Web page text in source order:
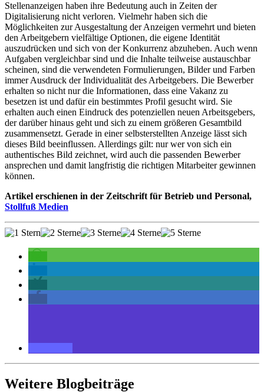
Stellenanzeigen haben ihre Bedeutung auch in Zeiten der
Digitalisierung nicht verloren. Vielmehr haben sich die
Möglichkeiten zur Ausgestaltung der Anzeigen vermehrt und bieten
den Arbeitgebern vielfältige Optionen, die eigene Identität
auszudrücken und sich von der Konkurrenz abzuheben. Auch wenn
Aufgaben vergleichbar sind und die Inhalte teilweise austauschbar
scheinen, sind die verwendeten Formulierungen, Bilder und Farben
immer Ausdruck der Individualität des Arbeitgebers. Die Bewerber
erhalten so nicht nur die Informationen, dass eine Vakanz zu
besetzen ist und dafür ein bestimmtes Profil gesucht wird. Sie
erhalten auch einen Eindruck des potenziellen neuen Arbeitsgebers,
der darüber hinaus geht und sich zu einem größeren Gesamtbild
zusammensetzt. Gerade in einer selbsterstellten Anzeige lässt sich
dieses Bild beeinflussen. Allerdings gilt: nur wer von sich ein
authentisches Bild zeichnet, wird auch die passenden Bewerber
ansprechen und damit langfristig die richtigen Mitarbeiter gewinnen
können.
Artikel erschienen in der Zeitschrift für Betrieb und Personal,
Stollfuß Medien
Weitere Blogbeiträge